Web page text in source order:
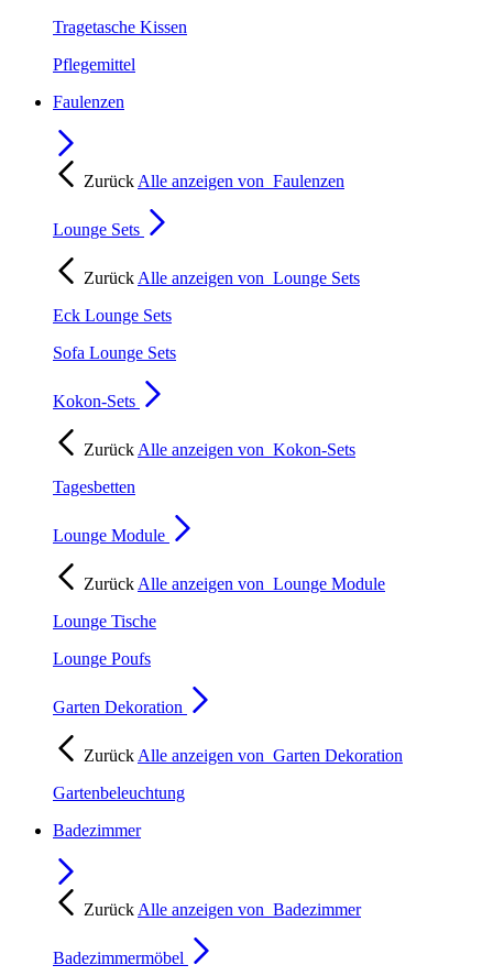
Tragetasche Kissen
Pflegemittel
Faulenzen
Zurück Alle anzeigen von Faulenzen
Lounge Sets
Zurück Alle anzeigen von Lounge Sets
Eck Lounge Sets
Sofa Lounge Sets
Kokon-Sets
Zurück Alle anzeigen von Kokon-Sets
Tagesbetten
Lounge Module
Zurück Alle anzeigen von Lounge Module
Lounge Tische
Lounge Poufs
Garten Dekoration
Zurück Alle anzeigen von Garten Dekoration
Gartenbeleuchtung
Badezimmer
Zurück Alle anzeigen von Badezimmer
Badezimmermöbel